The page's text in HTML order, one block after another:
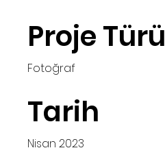
Proje Türü
Fotoğraf
Tarih
Nisan 2023